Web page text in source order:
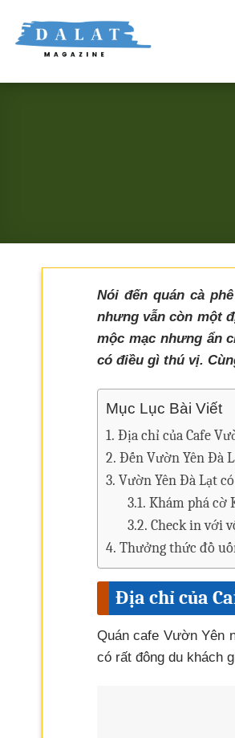
content
Nói đến quán cà
nhưng vẫn còn một
mộc mạc nhưng ẩn
có điều gì thú vị.
Mục Lục Bài Viết
Địa chỉ của Cafe
Đến Vườn Yên Đà
Vườn Yên Đà Lạt
Khám phá cờ
Check in với
Thưởng thức đồ
Địa chỉ của
Quán cafe Vườn Yên
có rất đông du khách